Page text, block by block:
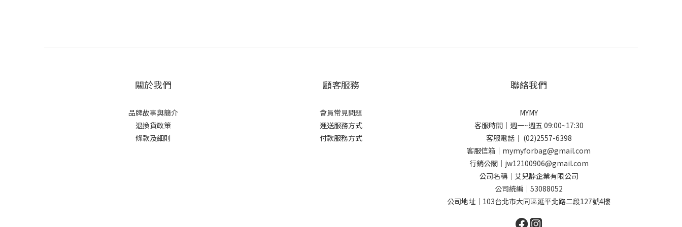
關於我們
品牌故事與簡介
退換貨政策
條款及細則
顧客服務
會員常見問題
運送服務方式
付款服務方式
聯絡我們
MYMY
客服時間｜週一~週五 09:00~17:30
客服電話｜ (02)2557-6398
客服信箱｜mymyforbag@gmail.com
行銷公關｜jw12100906@gmail.com
公司名稱｜艾兒馞企業有限公司
公司統編｜53088052
公司地址｜103台北市大同區延平北路二段127號4樓